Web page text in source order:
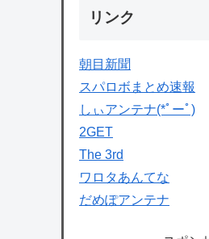
リンク
朝目新聞
スパロボまとめ速報
しぃアンテナ(*ﾟーﾟ)
2GET
The 3rd
ワロタあんてな
だめぽアンテナ